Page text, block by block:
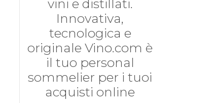
vini e distillati.
Innovativa,
tecnologica e
originale Vino.com è
il tuo personal
sommelier per i tuoi
acquisti online